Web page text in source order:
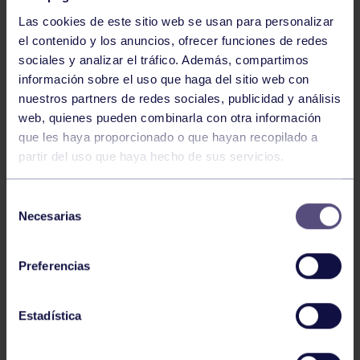
Las cookies de este sitio web se usan para personalizar
el contenido y los anuncios, ofrecer funciones de redes
sociales y analizar el tráfico. Además, compartimos
información sobre el uso que haga del sitio web con
nuestros partners de redes sociales, publicidad y análisis
web, quienes pueden combinarla con otra información
que les haya proporcionado o que hayan recopilado a
partir del uso que haya hecho de sus servicios.
Necesarias
Preferencias
Estadística
Baloncesto
ÚLTIMOS RESULTADOS DE LA SECCIÓN
Baloncesto